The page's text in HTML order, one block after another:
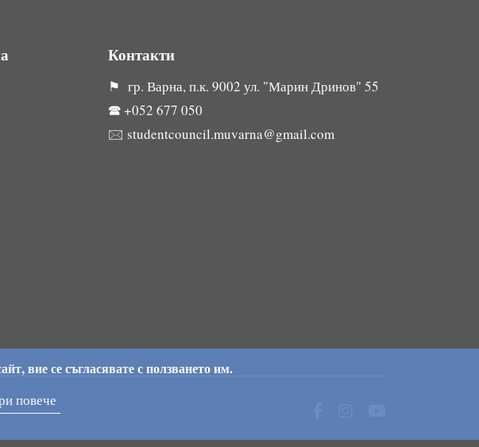
вие се съгласявате с ползването им.
повече
Контакти
⚑ гр. Варна, п.к. 9002 ул. "Марин Дринов" 55
🕿+052 677 050
🖂 studentcouncil.muvarna@gmail.com